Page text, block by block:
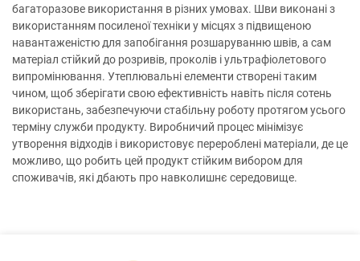
багаторазове використання в різних умовах. Шви виконані з
використанням посиленої техніки у місцях з підвищеною
навантаженістю для запобігання розшаруванню швів, а сам
матеріал стійкий до розривів, проколів і ультрафіолетового
випромінювання. Утеплювальні елементи створені таким
чином, щоб зберігати свою ефективність навіть після сотень
використань, забезпечуючи стабільну роботу протягом усього
терміну служби продукту. Виробничий процес мінімізує
утворення відходів і використовує перероблені матеріали, де це
можливо, що робить цей продукт стійким вибором для
споживачів, які дбають про навколишнє середовище.